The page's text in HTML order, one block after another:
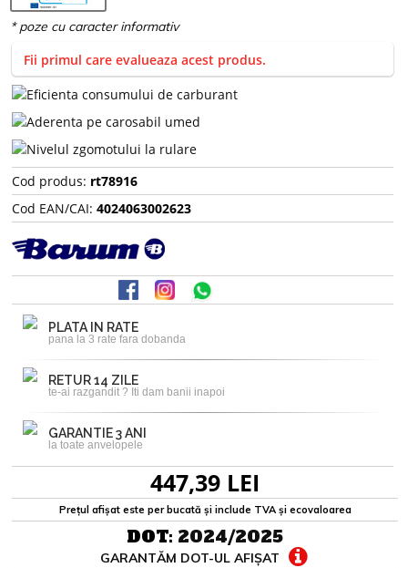
Fii primul care evalueaza acest produs.
Cod produs: rt78916
Cod EAN/CAI: 4024063002623
PLATA IN RATE
pana la 3 rate fara dobanda
RETUR 14 ZILE
te-ai razgandit ? Iti dam banii inapoi
GARANTIE 3 ANI
la toate anvelopele
447,39 LEI
Prețul afișat este per bucată și include TVA și ecovaloarea
DOT: 2024/2025
GARANTĂM DOT-UL AFIȘAT